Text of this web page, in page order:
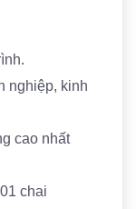
Pháp cổ điển
trúc độc đáo:
khách sạn,…
dòng thời
tế và đậm chất
đời nhất thế
nghiệp, kinh
cao nhất
chai